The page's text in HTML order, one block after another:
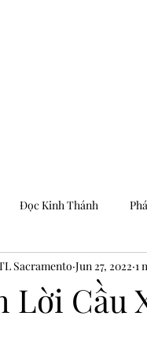
Đọc Kinh Thánh
Lời Cầu
Sacramento Jun 27, 2022 1